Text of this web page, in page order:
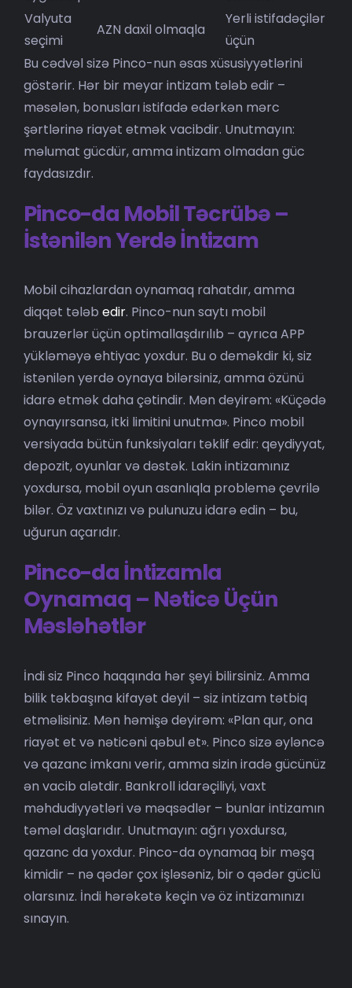
Valyuta
seçimi
AZN daxil olmaqla
Yerli istifadəçilər
üçün
Bu cədvəl sizə Pinco-nun əsas xüsusiyyətlərini
göstərir. Hər bir meyar intizam tələb edir –
məsələn, bonusları istifadə edərkən mərc
şərtlərinə riayət etmək vacibdir. Unutmayın:
məlumat gücdür, amma intizam olmadan güc
faydasızdır.
Pinco-da Mobil Təcrübə –
İstənilən Yerdə İntizam
Mobil cihazlardan oynamaq rahatdır, amma
diqqət tələb edir. Pinco-nun saytı mobil
brauzerlər üçün optimallaşdırılıb – ayrıca APP
yükləməyə ehtiyac yoxdur. Bu o deməkdir ki, siz
istənilən yerdə oynaya bilərsiniz, amma özünü
idarə etmək daha çətindir. Mən deyirəm: «Küçədə
oynayırsansa, itki limitini unutma». Pinco mobil
versiyada bütün funksiyaları təklif edir: qeydiyyat,
depozit, oyunlar və dəstək. Lakin intizamınız
yoxdursa, mobil oyun asanlıqla problemə çevrilə
bilər. Öz vaxtınızı və pulunuzu idarə edin – bu,
uğurun açarıdır.
Pinco-da İntizamla
Oynamaq – Nəticə Üçün
Məsləhətlər
İndi siz Pinco haqqında hər şeyi bilirsiniz. Amma
bilik təkbaşına kifayət deyil – siz intizam tətbiq
etməlisiniz. Mən həmişə deyirəm: «Plan qur, ona
riayət et və nəticəni qəbul et». Pinco sizə əyləncə
və qazanc imkanı verir, amma sizin iradə gücünüz
ən vacib alətdir. Bankroll idarəçiliyi, vaxt
məhdudiyyətləri və məqsədlər – bunlar intizamın
təməl daşlarıdır. Unutmayın: ağrı yoxdursa,
qazanc da yoxdur. Pinco-da oynamaq bir məşq
kimidir – nə qədər çox işləsəniz, bir o qədər güclü
olarsınız. İndi hərəkətə keçin və öz intizamınızı
sınayın.